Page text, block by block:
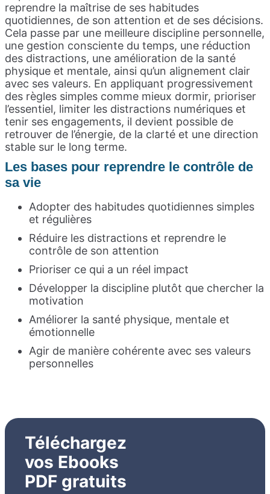
reprendre la maîtrise de ses habitudes
quotidiennes, de son attention et de ses décisions.
Cela passe par une meilleure discipline personnelle,
une gestion consciente du temps, une réduction
des distractions, une amélioration de la santé
physique et mentale, ainsi qu’un alignement clair
avec ses valeurs. En appliquant progressivement
des règles simples comme mieux dormir, prioriser
l’essentiel, limiter les distractions numériques et
tenir ses engagements, il devient possible de
retrouver de l’énergie, de la clarté et une direction
stable sur le long terme.
Les bases pour reprendre le contrôle de
sa vie
Adopter des habitudes quotidiennes simples
et régulières
Réduire les distractions et reprendre le
contrôle de son attention
Prioriser ce qui a un réel impact
Développer la discipline plutôt que chercher la
motivation
Améliorer la santé physique, mentale et
émotionnelle
Agir de manière cohérente avec ses valeurs
personnelles
Téléchargez
vos Ebooks
PDF gratuits